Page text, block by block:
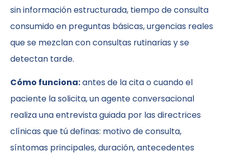
sin información estructurada, tiempo de consulta
consumido en preguntas básicas, urgencias reales
que se mezclan con consultas rutinarias y se
detectan tarde.
Cómo funciona:antes de la cita o cuando el
paciente la solicita, un agente conversacional
realiza una entrevista guiada por las directrices
clínicas que tú definas: motivo de consulta,
síntomas principales, duración, antecedentes